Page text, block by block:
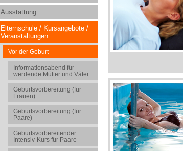
Ausstattung
Elternschule / Kursangebote /
Veranstaltungen
Vor der Geburt
Informationsabend für
werdende Mütter und Väter
Geburtsvorbereitung (für
Frauen)
Geburtsvorbereitung (für
Paare)
Geburtsvorbereitender
Intensiv-Kurs für Paare